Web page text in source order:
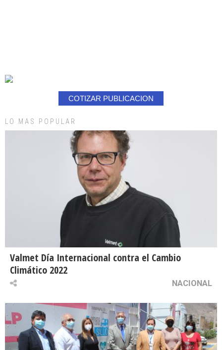
COTIZAR PUBLICACION
LO MAS POPULAR
Valmet Día Internacional contra el Cambio
Climático 2022
NACIONAL